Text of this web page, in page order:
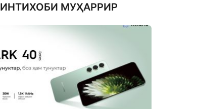
ИНТИХОБИ МУҲАРРИР